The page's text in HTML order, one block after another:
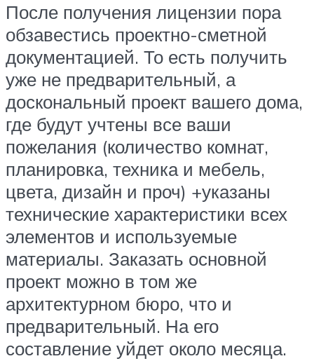
После получения лицензии пора
обзавестись проектно-сметной
документацией. То есть получить
уже не предварительный, а
доскональный проект вашего дома,
где будут учтены все ваши
пожелания (количество комнат,
планировка, техника и мебель,
цвета, дизайн и проч) +указаны
технические характеристики всех
элементов и используемые
материалы. Заказать основной
проект можно в том же
архитектурном бюро, что и
предварительный. На его
составление уйдет около месяца.